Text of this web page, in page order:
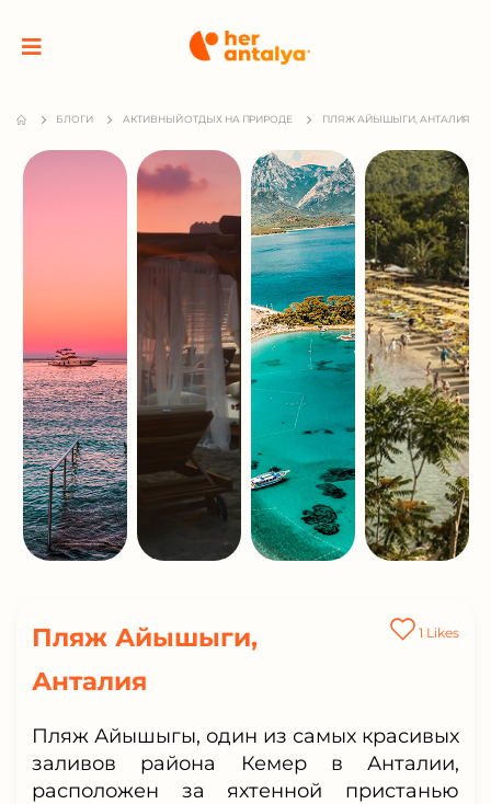
БЛОГИ АКТИВНЫЙ ОТДЫХ НА ПРИРОДЕ ПЛЯЖ АЙЫШЫГИ, АНТАЛИЯ
1 Likes
Пляж Айышыги,
Анталия
Пляж Айышыгы, один из самых красивых
заливов района Кемер в Анталии,
расположен за яхтенной пристанью